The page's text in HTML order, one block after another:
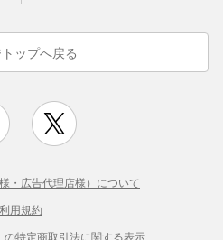
ップへ戻る
・広告代理店様）について
利用規約
の特定商取引法に関する表示